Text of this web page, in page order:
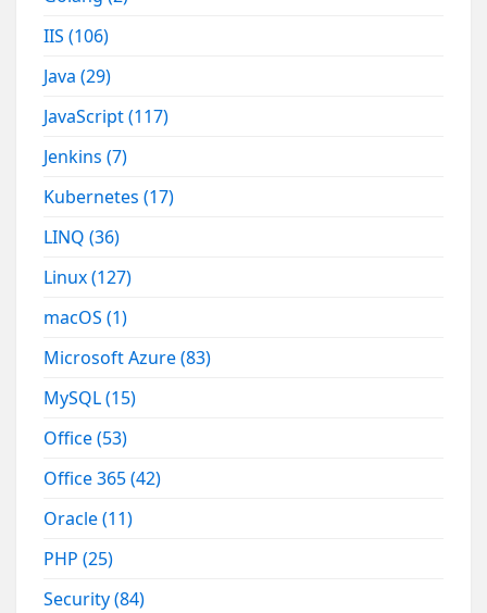
IIS(106)
Java(29)
JavaScript(117)
Jenkins(7)
Kubernetes(17)
LINQ(36)
Linux(127)
macOS(1)
Microsoft Azure(83)
MySQL(15)
Office(53)
Office 365(42)
Oracle(11)
PHP(25)
Security(84)